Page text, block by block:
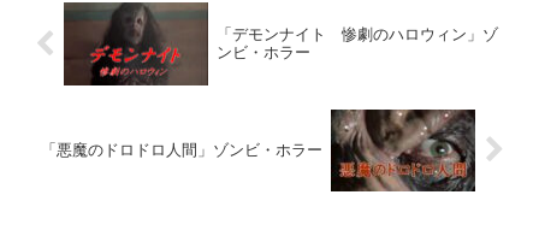
「デモンナイト 惨劇のハロウィン」ゾ
ンビ・ホラー
「悪魔のドロドロ人間」ゾンビ・ホラー